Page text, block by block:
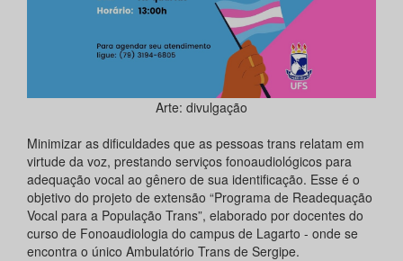
Arte: divulgação
Minimizar as dificuldades que as pessoas trans relatam em
virtude da voz, prestando serviços fonoaudiológicos para
adequação vocal ao gênero de sua identificação. Esse é o
objetivo do projeto de extensão “Programa de Readequação
Vocal para a População Trans”, elaborado por docentes do
curso de Fonoaudiologia do campus de Lagarto - onde se
encontra o único Ambulatório Trans de Sergipe.